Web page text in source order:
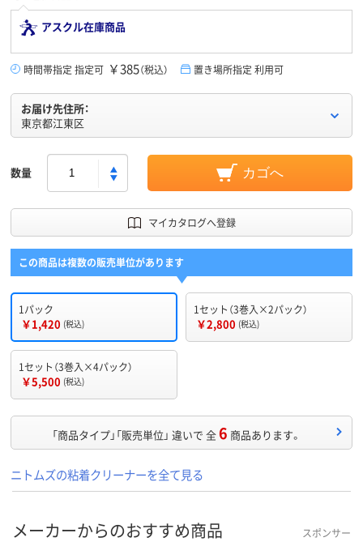
アスクル在庫商品
時間帯指定 指定可 ￥385（税込） 置き場所指定 利用可
お届け先住所：
東京都江東区
数量 カゴへ
マイカタログへ登録
この商品は複数の販売単位があります
1パック
￥1,420 (税込)
1セット（3巻入×2パック）
￥2,800 (税込)
1セット（3巻入×4パック）
￥5,500 (税込)
「商品タイプ」「販売単位」 違いで 全6 商品あります。
ニトムズの粘着クリーナーを全て見る
メーカーからのおすすめ商品 スポンサー